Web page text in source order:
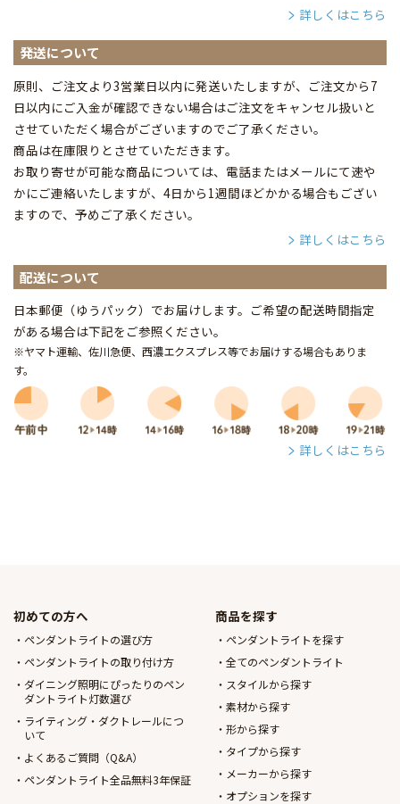
詳しくはこちら
発送について
原則、ご注文より3営業日以内に発送いたしますが、ご注文から7
日以内にご入金が確認できない場合はご注文をキャンセル扱いと
させていただく場合がございますのでご了承ください。
商品は在庫限りとさせていただきます。
お取り寄せが可能な商品については、電話またはメールにて速や
かにご連絡いたしますが、4日から1週間ほどかかる場合もござい
ますので、予めご了承ください。
詳しくはこちら
配送について
日本郵便（ゆうパック）でお届けします。ご希望の配送時間指定
がある場合は下記をご参照ください。
※ヤマト運輸、佐川急便、西濃エクスプレス等でお届けする場合もありま
す。
詳しくはこちら
初めての方へ
ペンダントライトの選び方
ペンダントライトの取り付け方
ダイニング照明にぴったりのペン
ダントライト灯数選び
ライティング・ダクトレールにつ
いて
よくあるご質問（Q&A）
ペンダントライト全品無料3年保証
商品を探す
ペンダントライトを探す
全てのペンダントライト
スタイルから探す
素材から探す
形から探す
タイプから探す
メーカーから探す
オプションを探す